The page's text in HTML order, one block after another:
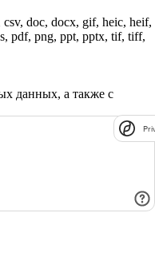
doc, docx, gif, heic, heif,
pdf, png, ppt, pptx, tif, tiff,
данных, а также с